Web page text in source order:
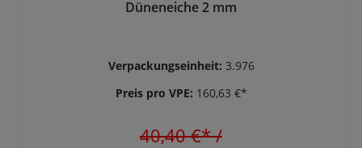
Düneneiche 2 mm
Verpackungseinheit: 3.976
Preis pro VPE: 160,63 €*
40,40 €*/